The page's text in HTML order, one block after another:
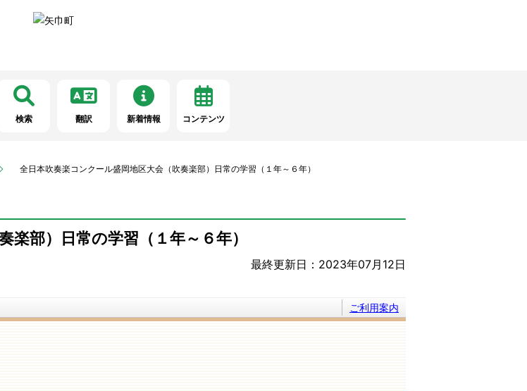
検索 翻訳 新着情報 コンテンツ
全日本吹奏楽コンクール盛岡地区大会（吹奏楽部）日常の学習（１年～６年）
部）日常の学習（１年～６年）
最終更新日：2023年07月12日
ご利用案内